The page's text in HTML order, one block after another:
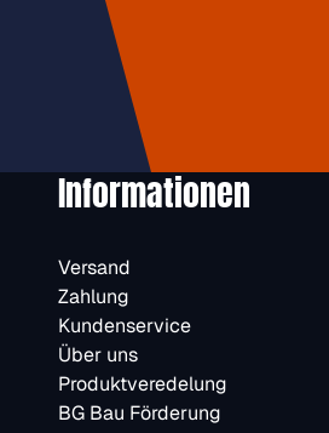
Informationen
Versand
Zahlung
Kundenservice
Über uns
Produktveredelung
BG Bau Förderung